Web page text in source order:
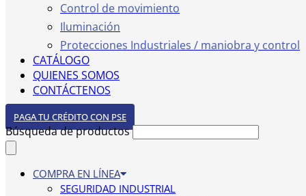
Control de movimiento
Iluminación
Protecciones Industriales / maniobra y control
CATÁLOGO
QUIENES SOMOS
CONTÁCTENOS
PAGA TU CRÉDITO CON PSE
Búsqueda de productos
COMPRA EN LÍNEA
SEGURIDAD INDUSTRIAL